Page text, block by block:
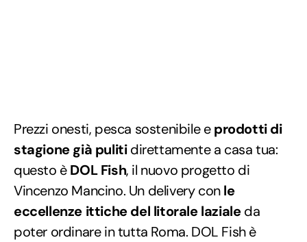
Prezzi onesti, pesca sostenibile eprodotti di
stagione già pulitidirettamente a casa tua:
questo èDOL Fish, il nuovo progetto di
Vincenzo Mancino. Un delivery conle
eccellenze ittiche del litorale lazialeda
poter ordinare in tutta Roma. DOL Fish è